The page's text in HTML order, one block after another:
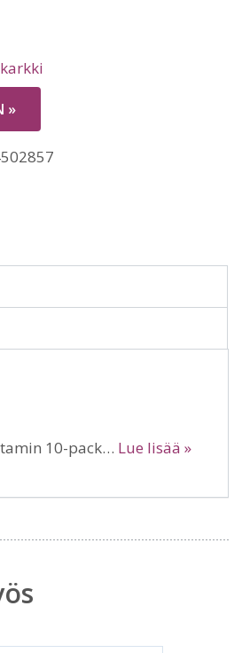
»
10-pack… Lue lisää »